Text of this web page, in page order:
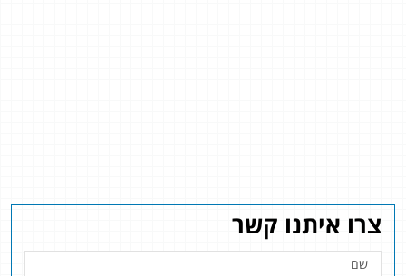
צרו איתנו קשר